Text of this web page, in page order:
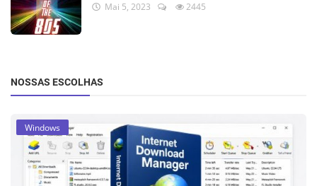
Mai 5, 2023 2445
NOSSAS ESCOLHAS
Windows